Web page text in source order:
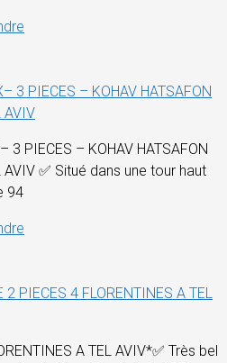
3 PIECES – KOHAV HATSAFON
AVIV
3 PIECES – KOHAV HATSAFON
AVIV ✅ Situé dans une tour haut
94
PIECES 4 FLORENTINES A TEL
A TEL AVIV*✅ Très bel